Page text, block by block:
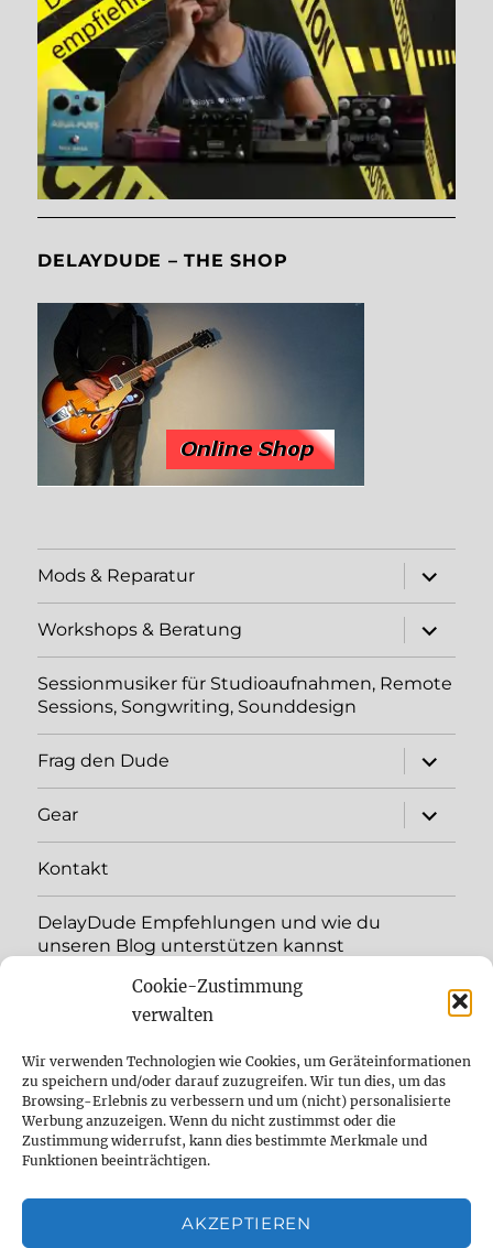
Cookie-Zustimmung
verwalten
Wir verwenden Technologien wie Cookies, um Geräteinformationen
zu speichern und/oder darauf zuzugreifen. Wir tun dies, um das
Browsing-Erlebnis zu verbessern und um (nicht) personalisierte
Werbung anzuzeigen. Wenn du nicht zustimmst oder die
Zustimmung widerrufst, kann dies bestimmte Merkmale und
Funktionen beeinträchtigen.
AKZEPTIEREN
DELAYDUDE – THE SHOP
Mods & Reparatur
öffnen
Workshops & Beratung
öffnen
Sessionmusiker für Studioaufnahmen, Remote
Sessions, Songwriting, Sounddesign
Frag den Dude
öffnen
Gear
öffnen
Kontakt
DelayDude Empfehlungen und wie du
unseren Blog unterstützen kannst
öffnen
YouTube
Instagram
Feed